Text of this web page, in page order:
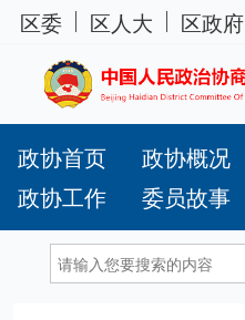
区委 区人大 区政府
政协首页 政协概况
政协工作
委员故事